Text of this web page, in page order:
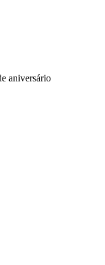
aniversário